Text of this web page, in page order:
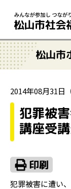
松山市
2014年08月31日
犯罪被
講座受
犯罪被害に遭い